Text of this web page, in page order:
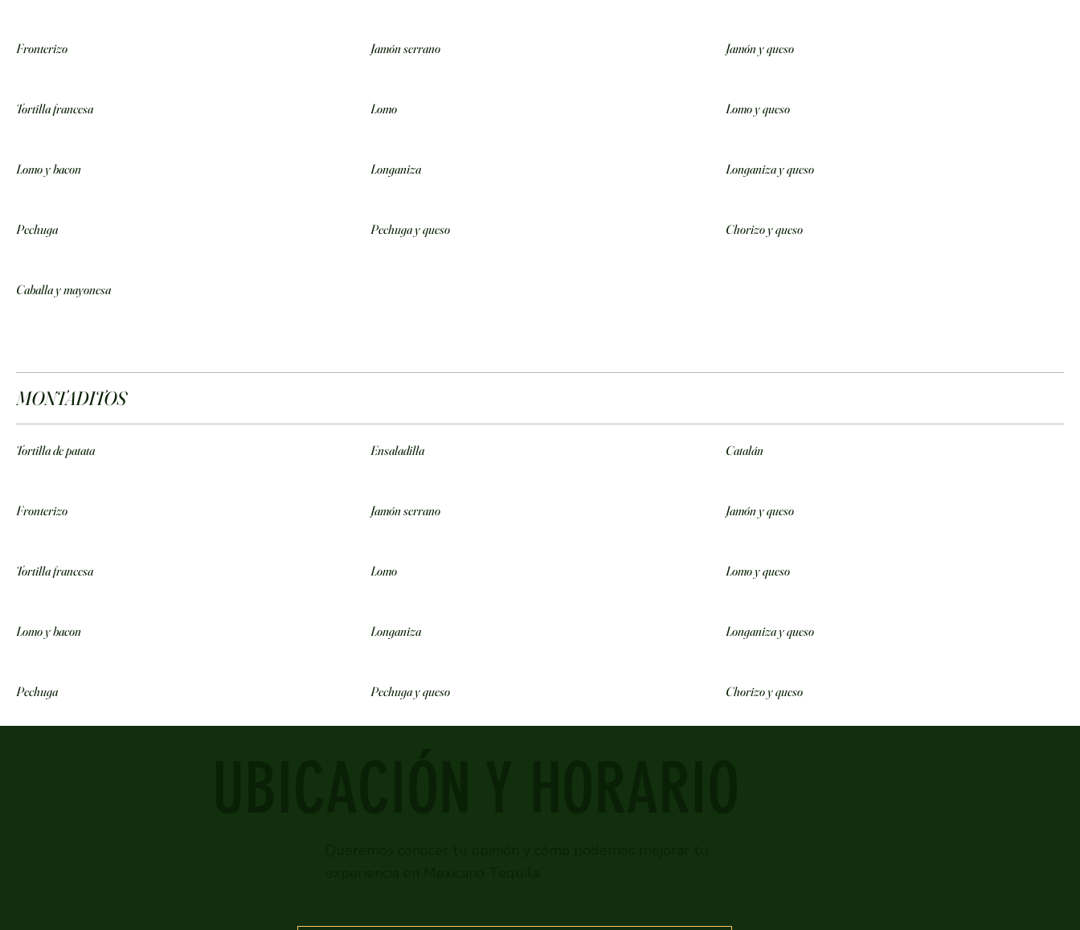
Fronterizo Jamón serrano Jamón y queso
Tortilla francesa Lomo Lomo y queso
Lomo y bacon Longaniza Longaniza y queso
Pechuga Pechuga y queso Chorizo y queso
Caballa y mayonesa
MONTADITOS
Tortilla de patata Ensaladilla Catalán
Fronterizo Jamón serrano Jamón y queso
Tortilla francesa Lomo Lomo y queso
Lomo y bacon Longaniza Longaniza y queso
Pechuga Pechuga y queso Chorizo y queso